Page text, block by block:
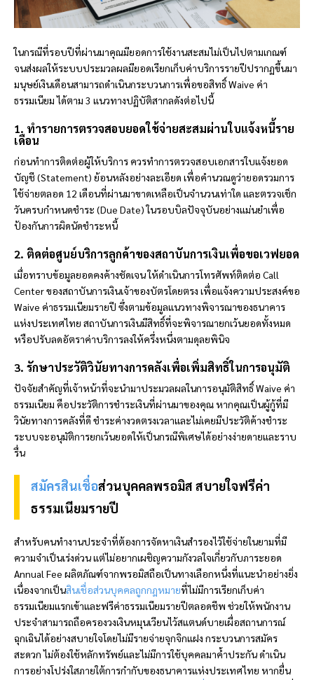
ในกรณีที่รอบปีที่ผ่านมาคุณมียอดการใช้งานสะสมไม่เป็นไปตามเกณฑ์
จนส่งผลให้ระบบประมวลผลมียอดเรียกเก็บค่าบริการรายปีปรากฏขึ้นมา
มนุษย์เงินเดือนสามารถดำเนินกระบวนการเพื่อขอสิทธิ์ Waive ค่า
ธรรมเนียม ได้ตาม 3 แนวทางปฏิบัติสากลดังต่อไปนี้
1. ทำรายการตรวจสอบยอดใช้จ่ายสะสมผ่านใบแจ้งหนี้ราย
เดือน
ก่อนทำการติดต่อผู้ให้บริการ ควรทำการตรวจสอบเอกสารใบแจ้งยอด
บัญชี (Statement) ย้อนหลังอย่างละเอียด เพื่อคำนวณดูว่ายอดรวมการ
ใช้จ่ายตลอด 12 เดือนที่ผ่านมาขาดเหลือเป็นจำนวนเท่าใด และตรวจเช็ก
วันครบกำหนดชำระ (Due Date) ในรอบบิลปัจจุบันอย่างแม่นยำเพื่อ
ป้องกันการผิดนัดชำระหนี้
2. ติดต่อศูนย์บริการลูกค้าของสถาบันการเงินเพื่อขอเวฟยอด
เมื่อทราบข้อมูลยอดคงค้างชัดเจน ให้ดำเนินการโทรศัพท์ติดต่อ Call
Center ของสถาบันการเงินเจ้าของบัตรโดยตรง เพื่อแจ้งความประสงค์ขอ
Waive ค่าธรรมเนียมรายปี ซึ่งตามข้อมูลแนวทางพิจารณาของธนาคาร
แห่งประเทศไทย สถาบันการเงินมีสิทธิ์ที่จะพิจารณายกเว้นยอดทั้งหมด
หรือปรับลดอัตราค่าบริการลงให้ครึ่งหนึ่งตามดุลยพินิจ
3. รักษาประวัติวินัยทางการคลังเพื่อเพิ่มสิทธิ์ในการอนุมัติ
ปัจจัยสำคัญที่เจ้าหน้าที่จะนำมาประมวลผลในการอนุมัติสิทธิ์ Waive ค่า
ธรรมเนียม คือประวัติการชำระเงินที่ผ่านมาของคุณ หากคุณเป็นผู้กู้ที่มี
วินัยทางการคลังที่ดี ชำระค่างวดตรงเวลาและไม่เคยมีประวัติค้างชำระ
ระบบจะอนุมัติการยกเว้นยอดให้เป็นกรณีพิเศษได้อย่างง่ายดายและราบ
รื่น
สมัครสินเชื่อส่วนบุคคลพรอมิส สบายใจฟรีค่า
ธรรมเนียมรายปี
สำหรับคนทำงานประจำที่ต้องการจัดหาเงินสำรองไว้ใช้จ่ายในยามที่มี
ความจำเป็นเร่งด่วน แต่ไม่อยากเผชิญความกังวลใจเกี่ยวกับภาระยอด
Annual Fee ผลิตภัณฑ์จากพรอมิสถือเป็นทางเลือกหนึ่งที่แนะนำอย่างยิ่ง
เนื่องจากเป็นสินเชื่อส่วนบุคคลถูกกฎหมายที่ไม่มีการเรียกเก็บค่า
ธรรมเนียมแรกเข้าและฟรีค่าธรรมเนียมรายปีตลอดชีพ ช่วยให้พนักงาน
ประจำสามารถถือครองวงเงินหมุนเวียนไว้สแตนด์บายเผื่อสถานการณ์
ฉุกเฉินได้อย่างสบายใจโดยไม่มีรายจ่ายจุกจิกแฝง กระบวนการสมัคร
สะดวก ไม่ต้องใช้หลักทรัพย์และไม่มีการใช้บุคคลมาค้ำประกัน ดำเนิน
การอย่างโปร่งใสภายใต้การกำกับของธนาคารแห่งประเทศไทย หากยื่น